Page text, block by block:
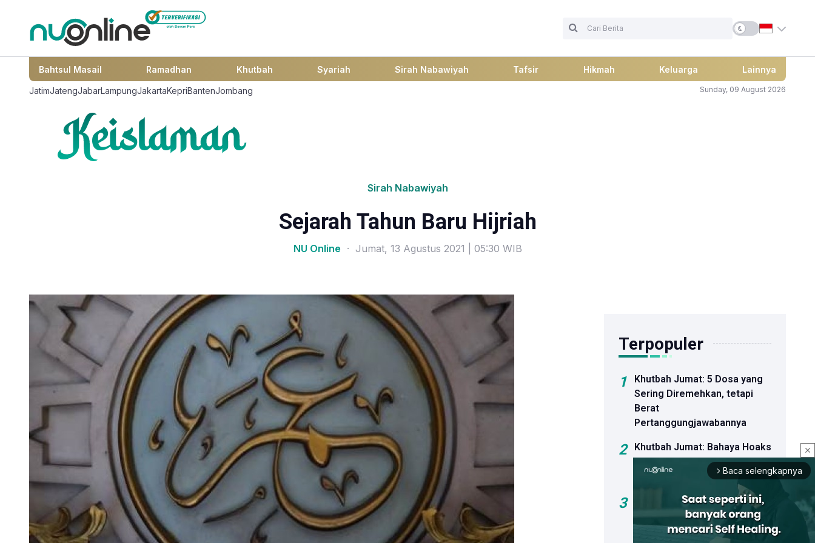
Bahtsul Masail Ramadhan Khutbah Syariah Sirah Nabawiyah Tafsir Hikmah Keluarga Lainnya
JatimJatengJabarLampungJakartaKepriBantenJombang Sunday, 09 August 2026
Sirah Nabawiyah
Sejarah Tahun Baru Hijriah
NU Online · Jumat, 13 Agustus 2021 | 05:30 WIB
close
arrow_forward_ios Baca selengkapnya
Terpopuler
1
Khutbah Jumat: 5 Dosa yang
Sering Diremehkan, tetapi
Berat
Pertanggungjawabannya
2
Khutbah Jumat: Bahaya Hoaks
dan Dosa Menyebar Informasi
Palsu
3
Sejumlah Bakal Calon Ketua
Umum PBNU Hadiri
Peluncuran Buku Kiai Ma'ruf